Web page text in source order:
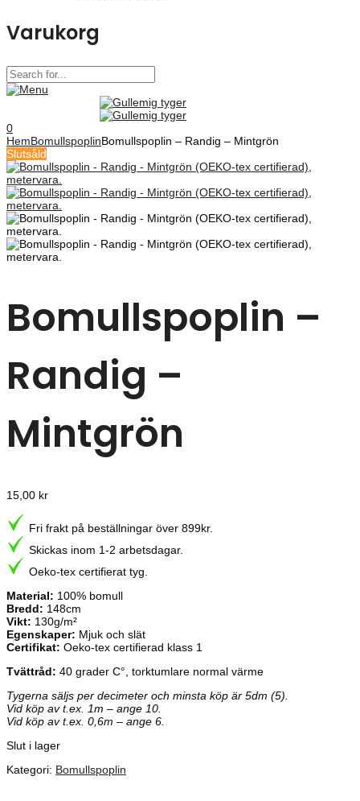
Varukorg
0
HemBomullspoplinBomullspoplin – Randig – Mintgrön
Slutsåld
Bomullspoplin –
Randig –
Mintgrön
15,00 kr
Fri frakt på beställningar över 899kr.
Skickas inom 1-2 arbetsdagar.
Oeko-tex certifierat tyg.
Material: 100% bomull
Bredd: 148cm
Vikt: 130g/m²
Egenskaper: Mjuk och slät
Certifikat: Oeko-tex certifierad klass 1
Tvättråd: 40 grader C°, torktumlare normal värme
Tygerna säljs per decimeter och minsta köp är 5dm (5).
Vid köp av t.ex. 1m – ange 10.
Vid köp av t.ex. 0,6m – ange 6.
Slut i lager
Kategori: Bomullspoplin